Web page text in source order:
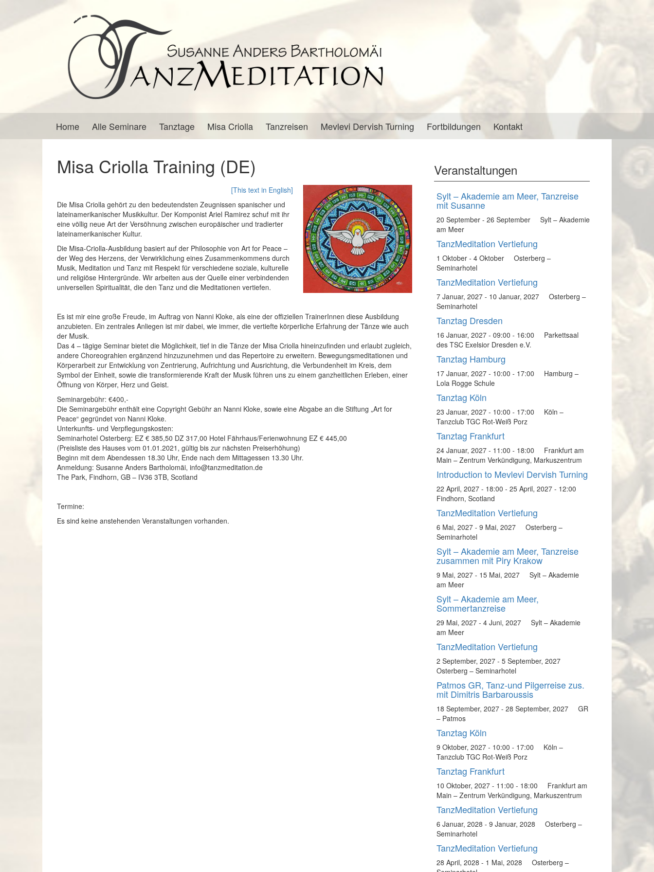
springen
Home Alle Seminare Tanztage Misa Criolla Tanzreisen Mevlevi Dervish Turning Fortbildungen Kontakt
Misa Criolla Training (DE)
[This text in English]
Die Misa Criolla gehört zu den bedeutendsten Zeugnissen spanischer und
lateinamerikanischer Musikkultur. Der Komponist Ariel Ramirez schuf mit ihr
eine völlig neue Art der Versöhnung zwischen europäischer und tradierter
lateinamerikanischer Kultur.
Die Misa-Criolla-Ausbildung basiert auf der Philosophie von Art for Peace –
der Weg des Herzens, der Verwirklichung eines Zusammenkommens durch
Musik, Meditation und Tanz mit Respekt für verschiedene soziale, kulturelle
und religiöse Hintergründe. Wir arbeiten aus der Quelle einer verbindenden
universellen Spiritualität, die den Tanz und die Meditationen vertiefen.
Es ist mir eine große Freude, im Auftrag von Nanni Kloke, als eine der offiziellen TrainerInnen diese Ausbildung
anzubieten. Ein zentrales Anliegen ist mir dabei, wie immer, die vertiefte körperliche Erfahrung der Tänze wie auch
der Musik.
Das 4 – tägige Seminar bietet die Möglichkeit, tief in die Tänze der Misa Criolla hineinzufinden und erlaubt zugleich,
andere Choreograhien ergänzend hinzuzunehmen und das Repertoire zu erweitern. Bewegungsmeditationen und
Körperarbeit zur Entwicklung von Zentrierung, Aufrichtung und Ausrichtung, die Verbundenheit im Kreis, dem
Symbol der Einheit, sowie die transformierende Kraft der Musik führen uns zu einem ganzheitlichen Erleben, einer
Öffnung von Körper, Herz und Geist.
Seminargebühr: €400,-
Die Seminargebühr enthält eine Copyright Gebühr an Nanni Kloke, sowie eine Abgabe an die Stiftung „Art for
Peace“ gegründet von Nanni Kloke.
Unterkunfts- und Verpflegungskosten:
Seminarhotel Osterberg: EZ € 385,50 DZ 317,00 Hotel Fährhaus/Ferienwohnung EZ € 445,00
(Preisliste des Hauses vom 01.01.2021, gültig bis zur nächsten Preiserhöhung)
Beginn mit dem Abendessen 18.30 Uhr, Ende nach dem Mittagessen 13.30 Uhr.
Anmeldung: Susanne Anders Bartholomäi, info@tanzmeditation.de
The Park, Findhorn, GB – IV36 3TB, Scotland
Termine:
Es sind keine anstehenden Veranstaltungen vorhanden.
Veranstaltungen
Sylt – Akademie am Meer, Tanzreise
mit Susanne
20 September - 26 September
Sylt – Akademie
am Meer
TanzMeditation Vertiefung
1 Oktober - 4 Oktober
Osterberg –
Seminarhotel
TanzMeditation Vertiefung
7 Januar, 2027 - 10 Januar, 2027
Osterberg –
Seminarhotel
Tanztag Dresden
16 Januar, 2027 - 09:00 - 16:00
Parkettsaal
des TSC Exelsior Dresden e.V.
Tanztag Hamburg
17 Januar, 2027 - 10:00 - 17:00
Hamburg –
Lola Rogge Schule
Tanztag Köln
23 Januar, 2027 - 10:00 - 17:00
Köln –
Tanzclub TGC Rot-Weiß Porz
Tanztag Frankfurt
24 Januar, 2027 - 11:00 - 18:00
Frankfurt am
Main – Zentrum Verkündigung, Markuszentrum
Introduction to Mevlevi Dervish Turning
22 April, 2027 - 18:00 - 25 April, 2027 - 12:00
Findhorn, Scotland
TanzMeditation Vertiefung
6 Mai, 2027 - 9 Mai, 2027
Osterberg –
Seminarhotel
Sylt – Akademie am Meer, Tanzreise
zusammen mit Piry Krakow
9 Mai, 2027 - 15 Mai, 2027
Sylt – Akademie
am Meer
Sylt – Akademie am Meer,
Sommertanzreise
29 Mai, 2027 - 4 Juni, 2027
Sylt – Akademie
am Meer
TanzMeditation Vertiefung
2 September, 2027 - 5 September, 2027
Osterberg – Seminarhotel
Patmos GR, Tanz-und Pilgerreise zus.
mit Dimitris Barbaroussis
18 September, 2027 - 28 September, 2027
GR
– Patmos
Tanztag Köln
9 Oktober, 2027 - 10:00 - 17:00
Köln –
Tanzclub TGC Rot-Weiß Porz
Tanztag Frankfurt
10 Oktober, 2027 - 11:00 - 18:00
Frankfurt am
Main – Zentrum Verkündigung, Markuszentrum
TanzMeditation Vertiefung
6 Januar, 2028 - 9 Januar, 2028
Osterberg –
Seminarhotel
TanzMeditation Vertiefung
28 April, 2028 - 1 Mai, 2028
Osterberg –